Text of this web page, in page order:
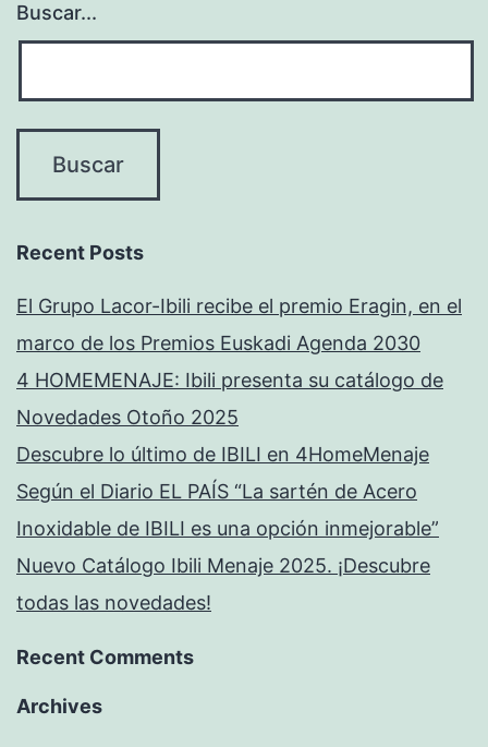
Buscar...
Recent Posts
El Grupo Lacor-Ibili recibe el premio Eragin, en el
marco de los Premios Euskadi Agenda 2030
4 HOMEMENAJE: Ibili presenta su catálogo de
Novedades Otoño 2025
Descubre lo último de IBILI en 4HomeMenaje
Según el Diario EL PAÍS “La sartén de Acero
Inoxidable de IBILI es una opción inmejorable”
Nuevo Catálogo Ibili Menaje 2025. ¡Descubre
todas las novedades!
Recent Comments
Archives